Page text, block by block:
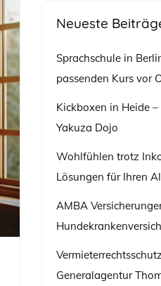
Neueste
Sprachschule in
passenden Kurs vor
Kickboxen in Heide
Yakuza Dojo
Wohlfühlen trotz
Lösungen für Ihren
AMBA
Generalagentur